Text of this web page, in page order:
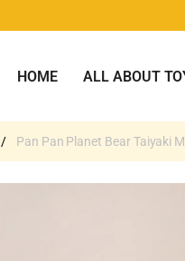
HOME ALL ABOUT
/ Pan Pan Planet Bear Taiyaki